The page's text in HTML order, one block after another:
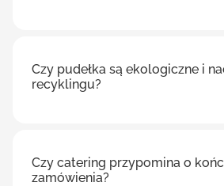
Czy pudełka są ekologiczne i
recyklingu?
Czy catering przypomina o
zamówienia?